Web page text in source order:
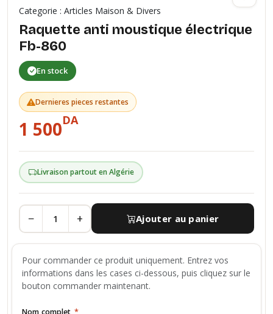
Categorie : Articles Maison & Divers
Raquette anti moustique électrique
Fb-860
En stock
Dernieres pieces restantes
1 500DA
Livraison partout en Algérie
− + Ajouter au panier
Pour commander ce produit uniquement. Entrez vos
informations dans les cases ci-dessous, puis cliquez sur le
bouton commander maintenant.